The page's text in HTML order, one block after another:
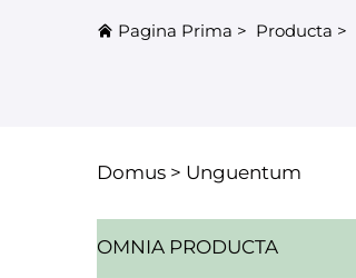
Pagina Prima > Producta >
Domus > Unguentum
OMNIA PRODUCTA